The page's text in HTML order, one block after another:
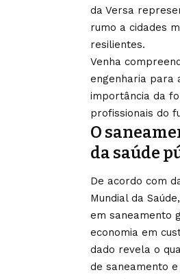
da Versa
rumo a cidades
resilientes.
Venha
engenharia para
importância da
profissionais do
O
da saúde
De acordo com
Mundial da
em saneamento
economia em
dado revela o
de saneamento